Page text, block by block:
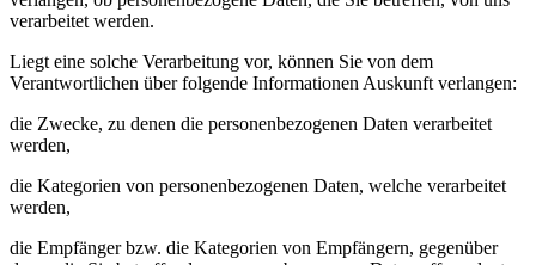
verarbeitet werden.
Liegt eine solche Verarbeitung vor, können Sie von dem
Verantwortlichen über folgende Informationen Auskunft verlangen:
die Zwecke, zu denen die personenbezogenen Daten verarbeitet
werden,
die Kategorien von personenbezogenen Daten, welche verarbeitet
werden,
die Empfänger bzw. die Kategorien von Empfängern, gegenüber